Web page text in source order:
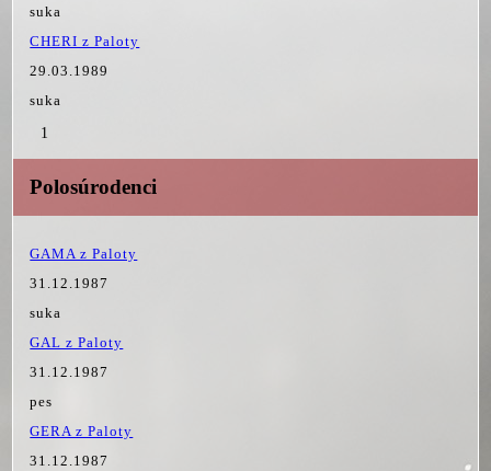
suka
CHERI z Paloty
29.03.1989
suka
1
Polosúrodenci
GAMA z Paloty
31.12.1987
suka
GAL z Paloty
31.12.1987
pes
GERA z Paloty
31.12.1987